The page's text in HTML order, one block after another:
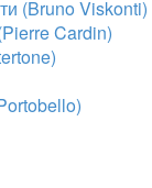
(Bruno Viskonti)
Cardin)